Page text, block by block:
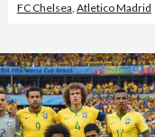
FC Chelsea, Atletico Madrid